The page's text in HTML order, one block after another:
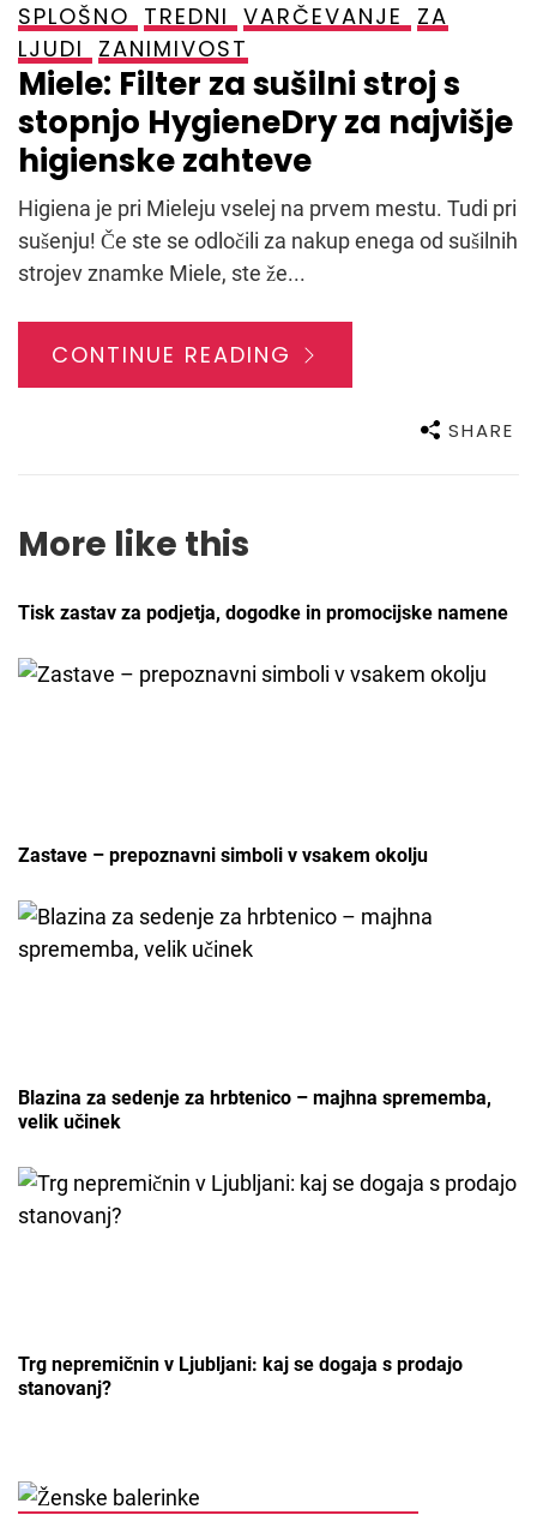
SPLOŠNO TREDNI VARČEVANJE
ZA
LJUDI
ZANIMIVOST
Miele: Filter za sušilni stroj s
stopnjo HygieneDry za najvišje
higienske zahteve
Higiena je pri Mieleju vselej na prvem mestu. Tudi pri
sušenju! Če ste se odločili za nakup enega od sušilnih
strojev znamke Miele, ste že...
CONTINUE READING
SHARE
More like this
Tisk zastav za podjetja, dogodke in promocijske namene
Zastave – prepoznavni simboli v vsakem okolju
Blazina za sedenje za hrbtenico – majhna sprememba,
velik učinek
Trg nepremičnin v Ljubljani: kaj se dogaja s prodajo
stanovanj?